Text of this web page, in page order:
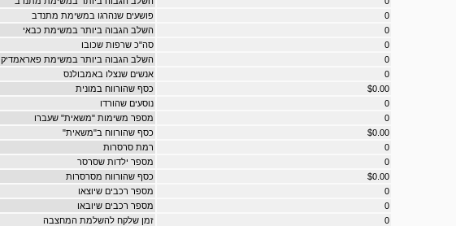
פושעים שנהרגו במשימת מתנדב
0
השלב הגבוה ביותר במשימת כבאי
0
סה"כ שרפות שכובו
0
השלב הגבוה ביותר במשימת פאראמדיק
0
אנשים שנצלו באמבולנס
0
כסף שהורווח במונית
$0.00
נוסעים שהורדו
0
מספר משימות "משאית" שעברו
0
כסף שהורווח ב"משאית"
$0.00
רמת סרסרות
0
מספר ילדות שסרסר
0
כסף שהורווח מסרסרות
$0.00
מספר רכבים שיוצאו
0
מספר רכבים שיובאו
0
זמן שלקח להשלמת המחצבה
0